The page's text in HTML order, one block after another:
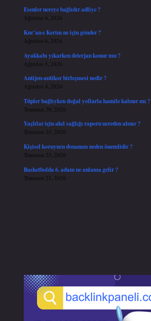
Esenler nereye bağlıdır adliye ?
Ağustos 6, 2026
Kur’an-ı Kerim ne için gönder ?
Ağustos 6, 2026
Ayakkabı yıkarken deterjan konur mu ?
Ağustos 5, 2026
Antijen-antikor birleşmesi nedir ?
Ağustos 4, 2026
Tüpler bağlıyken doğal yollarla hamile kalınır mı ?
Temmuz 30, 2026
Yaşlılar için akıl sağlığı raporu nereden alınır ?
Temmuz 25, 2026
Kişisel koruyucu donanım neden önemlidir ?
Temmuz 25, 2026
Basketbolda 6. adam ne anlama gelir ?
Temmuz 21, 2026